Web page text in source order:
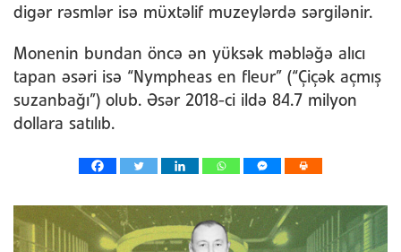
digər rəsmlər isə müxtəlif muzeylərdə sərgilənir.
Monenin bundan öncə ən yüksək məbləğə alıcı
tapan əsəri isə “Nympheas en fleur” (“Çiçək açmış
suzanbağı”) olub. Əsər 2018-ci ildə 84.7 milyon
dollara satılıb.